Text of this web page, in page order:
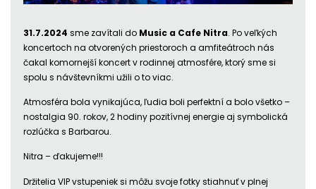
31.7.2024 sme zavítali do Music a Cafe Nitra. Po veľkých
koncertoch na otvorených priestoroch a amfiteátroch nás
čakal komornejší koncert v rodinnej atmosfére, ktorý sme si
spolu s návštevníkmi užili o to viac.
Atmosféra bola vynikajúca, ľudia boli perfektní a bolo všetko –
nostalgia 90. rokov, 2 hodiny pozitívnej energie aj symbolická
rozlúčka s Barbarou.
Nitra – ďakujeme!!!
Držitelia VIP vstupeniek si môžu svoje fotky stiahnuť v plnej